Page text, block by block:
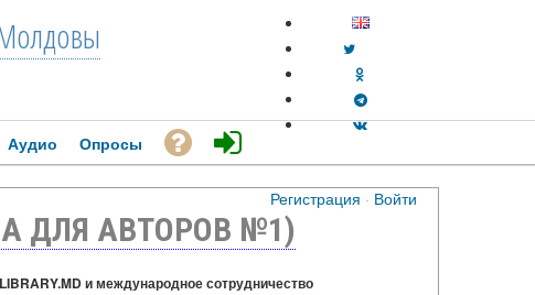
Регистрация · Войти
Аудио Опросы
ДЛЯ АВТОРОВ №1)
LIBRARY.MD и международное сотрудничество